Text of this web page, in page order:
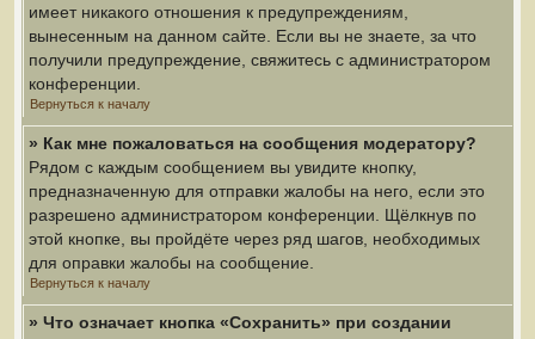
имеет никакого отношения к предупреждениям,
вынесенным на данном сайте. Если вы не знаете, за что
получили предупреждение, свяжитесь с администратором
конференции.
Вернуться к началу
» Как мне пожаловаться на сообщения модератору?
Рядом с каждым сообщением вы увидите кнопку,
предназначенную для отправки жалобы на него, если это
разрешено администратором конференции. Щёлкнув по
этой кнопке, вы пройдёте через ряд шагов, необходимых
для оправки жалобы на сообщение.
Вернуться к началу
» Что означает кнопка «Сохранить» при создании